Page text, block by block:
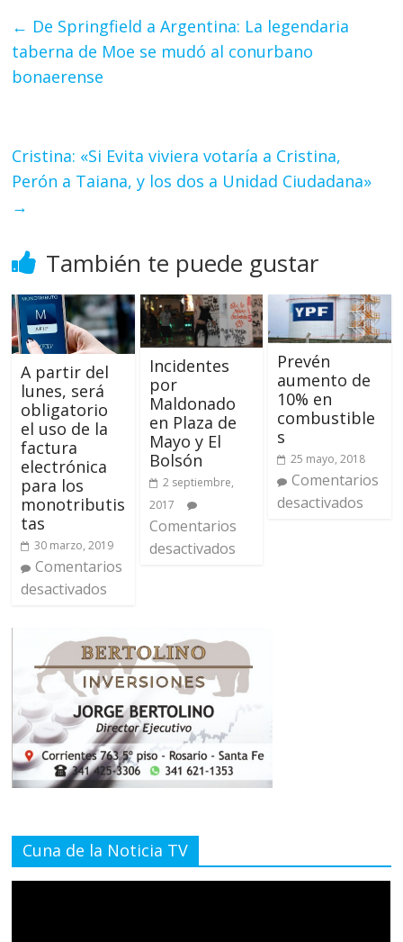
← De Springfield a Argentina: La legendaria
taberna de Moe se mudó al conurbano
bonaerense
Cristina: «Si Evita viviera votaría a Cristina,
Perón a Taiana, y los dos a Unidad Ciudadana»
→
También te puede gustar
A partir del
lunes, será
obligatorio
el uso de la
factura
electrónica
para los
monotributis
tas
30 marzo, 2019
Comentarios
desactivados
Incidentes
por
Maldonado
en Plaza de
Mayo y El
Bolsón
2 septiembre,
2017
Comentarios
desactivados
Prevén
aumento de
10% en
combustible
s
25 mayo, 2018
Comentarios
desactivados
Cuna de la Noticia TV